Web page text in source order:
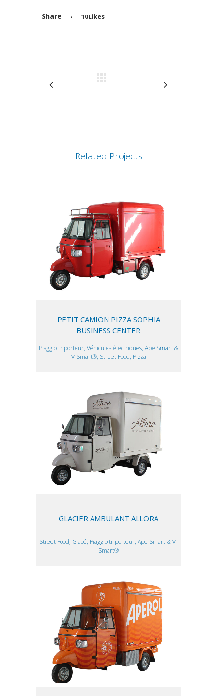
Share
Attiva comando
10Likes
Related Projects
PETIT CAMION PIZZA SOPHIA
BUSINESS CENTER
Piaggio triporteur, Véhicules électriques, Ape Smart &
V-Smart®, Street Food, Pizza
GLACIER AMBULANT ALLORA
Street Food, Glacé, Piaggio triporteur, Ape Smart & V-
Smart®